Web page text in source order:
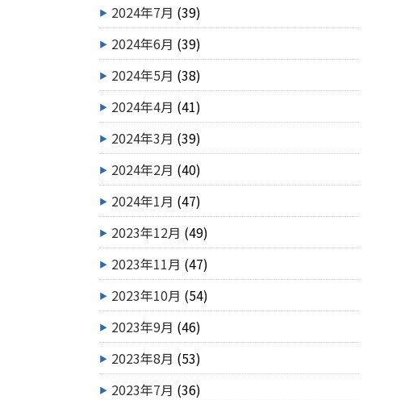
2024年7月 (39)
2024年6月 (39)
2024年5月 (38)
2024年4月 (41)
2024年3月 (39)
2024年2月 (40)
2024年1月 (47)
2023年12月 (49)
2023年11月 (47)
2023年10月 (54)
2023年9月 (46)
2023年8月 (53)
2023年7月 (36)